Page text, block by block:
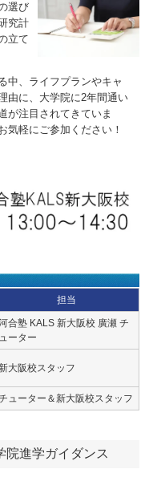
選び
究計
立て
中、ライフプランやキャ
由に、大学院に2年間通い
が注目されてきていま
気軽にご参加ください！
担当
合塾 KALS 新大阪校 廣瀬 チ
ューター
新大阪校スタッフ
ューター＆新大阪校スタッフ
院進学ガイダンス